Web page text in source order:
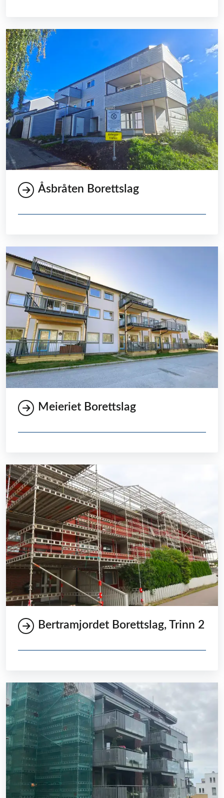
Åsbråten Borettslag
Meieriet Borettslag
Bertramjordet Borettslag, Trinn 2